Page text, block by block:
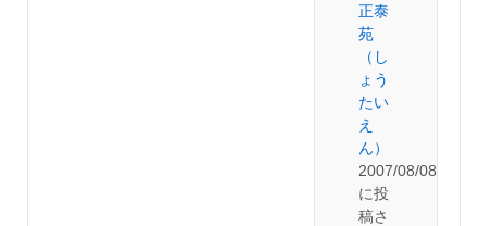
正泰
苑
（し
ょう
たい
え
ん）
2007/08/08
に投
稿さ